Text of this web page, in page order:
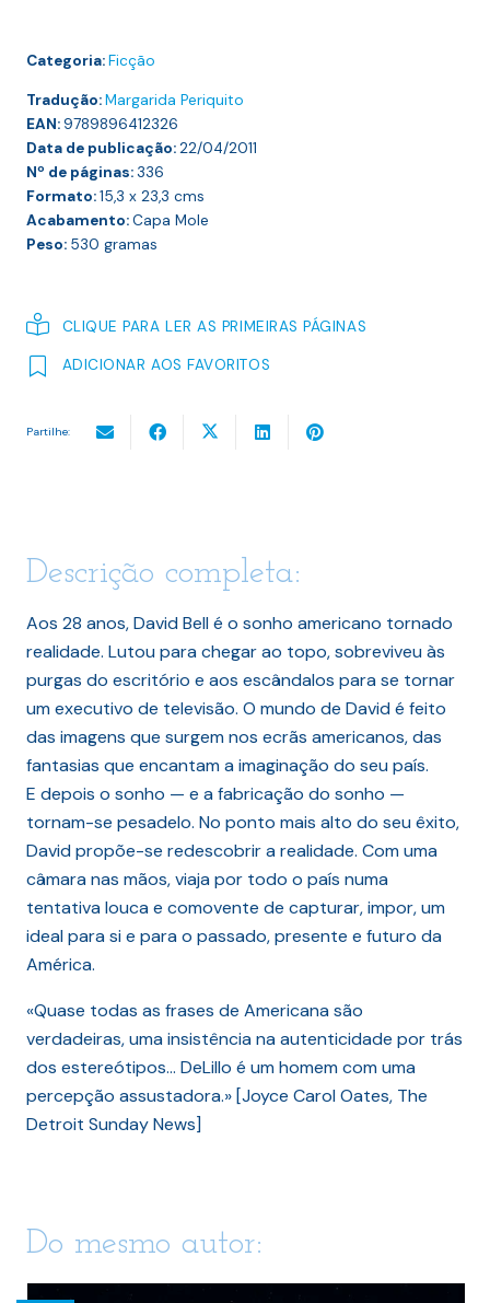
Categoria:Ficção
Tradução:Margarida Periquito
EAN:9789896412326
Data de publicação:22/04/2011
Nº de páginas:336
Formato:15,3 x 23,3 cms
Acabamento:Capa Mole
Peso: 530 gramas
CLIQUE PARA LER AS PRIMEIRAS PÁGINAS
ADICIONAR AOS FAVORITOS
Partilhe:
Descrição completa:
Aos 28 anos, David Bell é o sonho americano tornado
realidade. Lutou para chegar ao topo, sobreviveu às
purgas do escritório e aos escândalos para se tornar
um executivo de televisão. O mundo de David é feito
das imagens que surgem nos ecrãs americanos, das
fantasias que encantam a imaginação do seu país.
E depois o sonho — e a fabricação do sonho —
tornam-se pesadelo. No ponto mais alto do seu êxito,
David propõe-se redescobrir a realidade. Com uma
câmara nas mãos, viaja por todo o país numa
tentativa louca e comovente de capturar, impor, um
ideal para si e para o passado, presente e futuro da
América.
«Quase todas as frases de Americana são
verdadeiras, uma insistência na autenticidade por trás
dos estereótipos… DeLillo é um homem com uma
percepção assustadora.» [Joyce Carol Oates, The
Detroit Sunday News]
Do mesmo autor: